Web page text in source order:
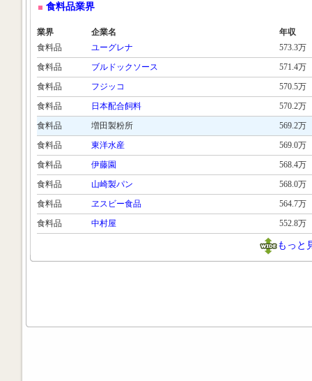
食料品業界
業界 企業名
年収
食料品
ユーグレナ
573.3万
食料品
ブルドックソース
571.4万
食料品
フジッコ
570.5万
食料品
日本配合飼料
570.2万
食料品
増田製粉所
569.2万
食料品
東洋水産
569.0万
食料品
伊藤園
568.4万
食料品
山崎製パン
568.0万
食料品
ヱスビー食品
564.7万
食料品
中村屋 552.8万
もっと